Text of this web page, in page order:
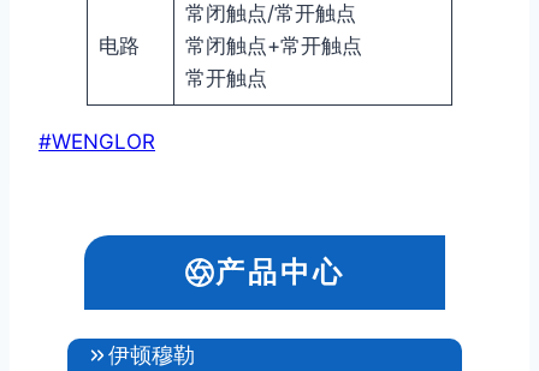
电路
常闭触点/常开触点
常闭触点+常开触点
常开触点
文
#WENGLOR
产品中心
伊顿穆勒